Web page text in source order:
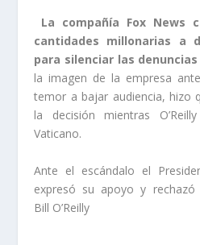
La compañía Fox News
cantidades millonarias a
para silenciar las
la imagen de la empresa
temor a bajar audiencia, hizo
la decisión mientras
Vaticano.
Ante el escándalo el
expresó su apoyo y rechazó
Bill O’Reilly